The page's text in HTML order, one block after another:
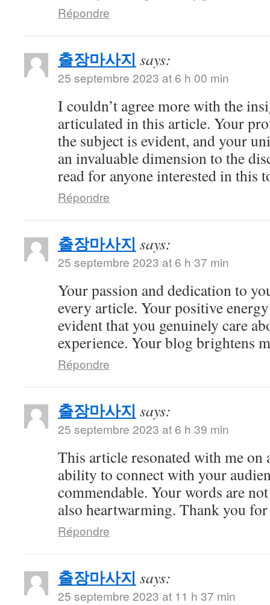
Répondre
출장마사지 says:
25 septembre 2023 at 6 h 00 min
I couldn’t agree more with the
articulated in this article. Your
the subject is evident, and your
an invaluable dimension to the
read for anyone interested in this
Répondre
출장마사지 says:
25 septembre 2023 at 6 h 37 min
Your passion and dedication to
every article. Your positive
evident that you genuinely care
experience. Your blog brightens
Répondre
출장마사지 says:
25 septembre 2023 at 6 h 39 min
This article resonated with me on
ability to connect with your
commendable. Your words are
also heartwarming. Thank you
Répondre
출장마사지 says:
25 septembre 2023 at 11 h 37 min